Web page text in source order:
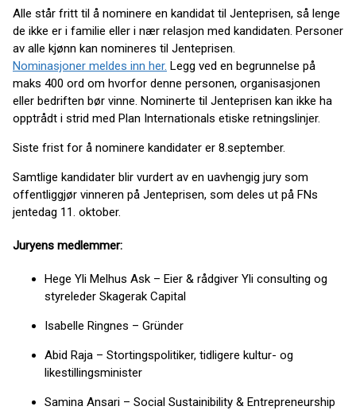
Alle står fritt til å nominere en kandidat til Jenteprisen, så lenge
de ikke er i familie eller i nær relasjon med kandidaten. Personer
av alle kjønn kan nomineres til Jenteprisen.
Nominasjoner meldes inn her. Legg ved en begrunnelse på
maks 400 ord om hvorfor denne personen, organisasjonen
eller bedriften bør vinne. Nominerte til Jenteprisen kan ikke ha
opptrådt i strid med Plan Internationals etiske retningslinjer.
Siste frist for å nominere kandidater er 8.september.
Samtlige kandidater blir vurdert av en uavhengig jury som
offentliggjør vinneren på Jenteprisen, som deles ut på FNs
jentedag 11. oktober.
Juryens medlemmer:
Hege Yli Melhus Ask – Eier & rådgiver Yli consulting og
styreleder Skagerak Capital
Isabelle Ringnes – Gründer
Abid Raja – Stortingspolitiker, tidligere kultur- og
likestillingsminister
Samina Ansari – Social Sustainibility & Entrepreneurship